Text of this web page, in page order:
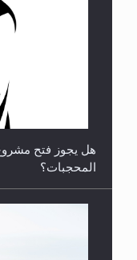
**الحصن الحصين
هل يجوز فتح
المحجبات؟